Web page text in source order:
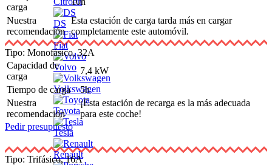
DS
Fiat
Volvo
Volkswagen
Toyota
Tesla
Renault
carga
Nuestra
recomendación
Esta estación de carga tarda más en cargar
completamente este automóvil.
Tipo: Monofásico, 32A
Capacidad de
carga
7,4 kW
Tiempo de carga
5h
Nuestra
recomendación
¡Esta estación de recarga es la más adecuada
para este coche!
Pedir presupuesto
Tipo: Trifásico, 16A